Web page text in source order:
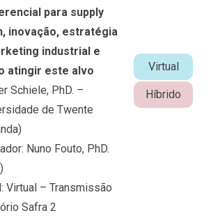
para supply
inovação, estratégia
industrial e
atingir este alvo
Schiele, PhD. –
de Twente
Nuno Fouto, PhD.
Virtual – Transmissão
Safra 2
Virtual
Híbrido